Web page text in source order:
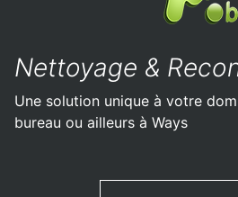
Nettoyage &
Une solution unique à votre
bureau ou ailleurs à Ways